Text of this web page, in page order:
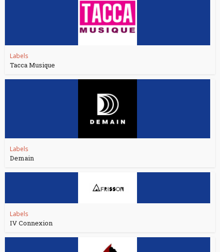
Labels
Tacca Musique
Labels
Demain
Labels
IV Connexion